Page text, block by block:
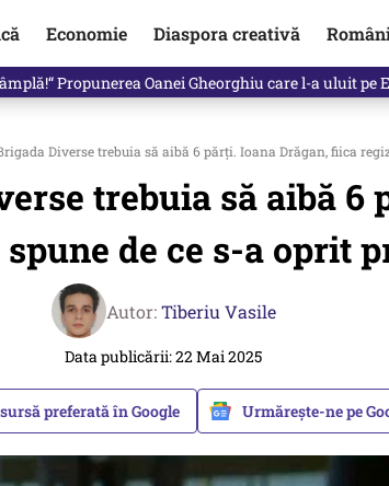
Economie Diaspora creativă
decizia luată astăzi de Guvern pentru toți românii
Diverse trebuia să aibă 6 părți. Ioana Drăgan, fiica
trebuia să aibă 6
de ce s-a oprit
Autor:Tiberiu Vasile
Data publicării: 22 Mai 2025
preferată în Google Urmărește-ne pe